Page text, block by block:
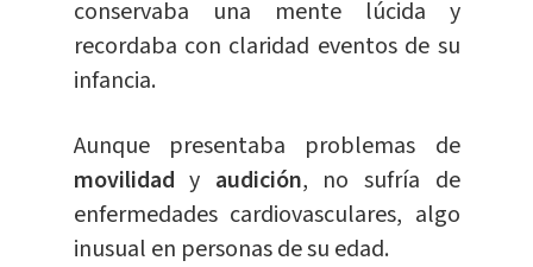
conservaba una mente lúcida y
recordaba con claridad eventos de su
infancia.
Aunque presentaba problemas de
movilidady audición, no sufría de
enfermedades cardiovasculares, algo
inusual en personas de su edad.